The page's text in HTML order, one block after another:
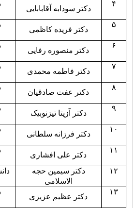
دانشگاه علوم پزشکی
همدان
دانشگاه علوم پزشکی
همدان
دانشگاه علوم پزشکی
همدان
دانشگاه علوم پزشکی
دانشگاه علوم پزشکی
همدان
دانشگاه علوم پزشکی
همدان
دانشگاه علوم پزشکی
دانشگاه علوم پزشکی
همدان
حجه
دانشگاه آزاد اسلامی همدان
دانشگاه علوم پزشکی
همدان